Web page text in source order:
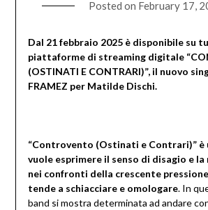
Posted on February 17,
Dal 21 febbraio 2025 è disponibile su
piattaforme di streaming digitale
(OSTINATI E CONTRARI)”, il nuovo
FRAMEZ per Matilde Dischi.
“Controvento (Ostinati e Contrari)” è
vuole esprimere il senso di disagio e la
nei confronti della crescente
tende a schiacciare e omologare. In
band si mostra determinata ad andare